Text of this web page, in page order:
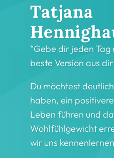
Tatjana
“Gebe dir jeden
beste Version aus
Du möchtest
haben, ein
Leben führen und
Wohlfühlgewicht
wir uns